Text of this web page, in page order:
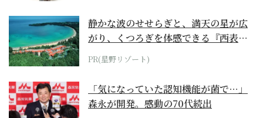
静かな波のせせらぎと、満天の星が広
がり、くつろぎを体感できる『西表島
ホテル by...
PR(星野リゾート)
「気になっていた認知機能が菌で…」
森永が開発。感動の70代続出